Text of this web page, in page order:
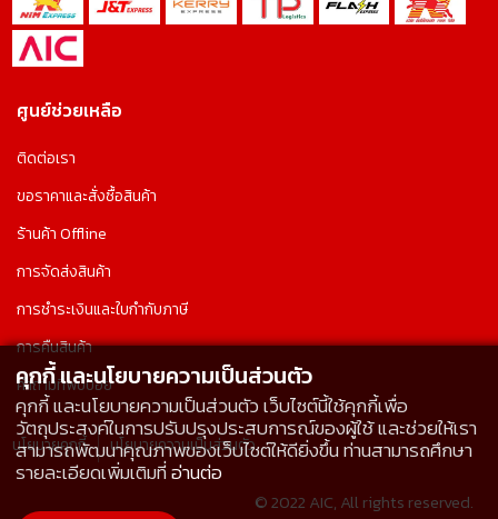
ศูนย์ช่วยเหลือ
ติดต่อเรา
ขอราคาและสั่งซื้อสินค้า
ร้านค้า Offline
การจัดส่งสินค้า
การชำระเงินและใบกำกับภาษี
การคืนสินค้า
คำถามที่พบบ่อย
นโยบายคุกกี้ นโยบายความเป็นส่วนตัว
© 2022 AIC, All rights reserved.
คุกกี้ และนโยบายความเป็นส่วนตัว
คุกกี้ และนโยบายความเป็นส่วนตัว เว็บไซต์นี้ใช้คุกกี้เพื่อ
วัตถุประสงค์ในการปรับปรุงประสบการณ์ของผู้ใช้ และช่วยให้เรา
สามารถพัฒนาคุณภาพของเว็บไซต์ให้ดียิ่งขึ้น ท่านสามารถศึกษา
รายละเอียดเพิ่มเติมที่อ่านต่อ